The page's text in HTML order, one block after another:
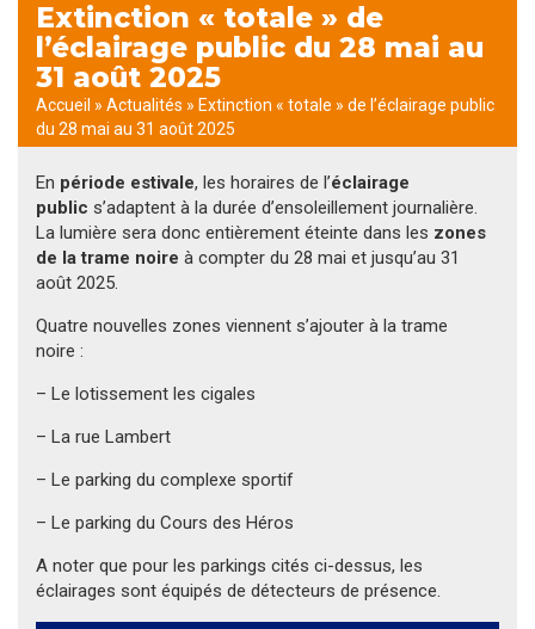
Extinction « totale » de
l’éclairage public du 28 mai au
31 août 2025
Accueil » Actualités » Extinction « totale » de l’éclairage public
du 28 mai au 31 août 2025
En période estivale, les horaires de l’éclairage
public s’adaptent à la durée d’ensoleillement journalière.
La lumière sera donc entièrement éteinte dans les zones
de la trame noire à compter du 28 mai et jusqu’au 31
août 2025.
Quatre nouvelles zones viennent s’ajouter à la trame
noire :
– Le lotissement les cigales
– La rue Lambert
– Le parking du complexe sportif
– Le parking du Cours des Héros
A noter que pour les parkings cités ci-dessus, les
éclairages sont équipés de détecteurs de présence.